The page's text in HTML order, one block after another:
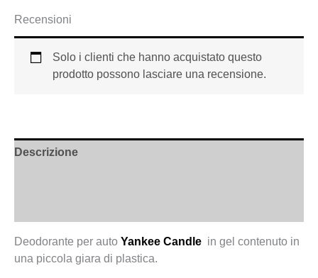
Recensioni
Solo i clienti che hanno acquistato questo
prodotto possono lasciare una recensione.
Descrizione
Deodorante per auto Yankee Candle in gel contenuto in
una piccola giara di plastica.